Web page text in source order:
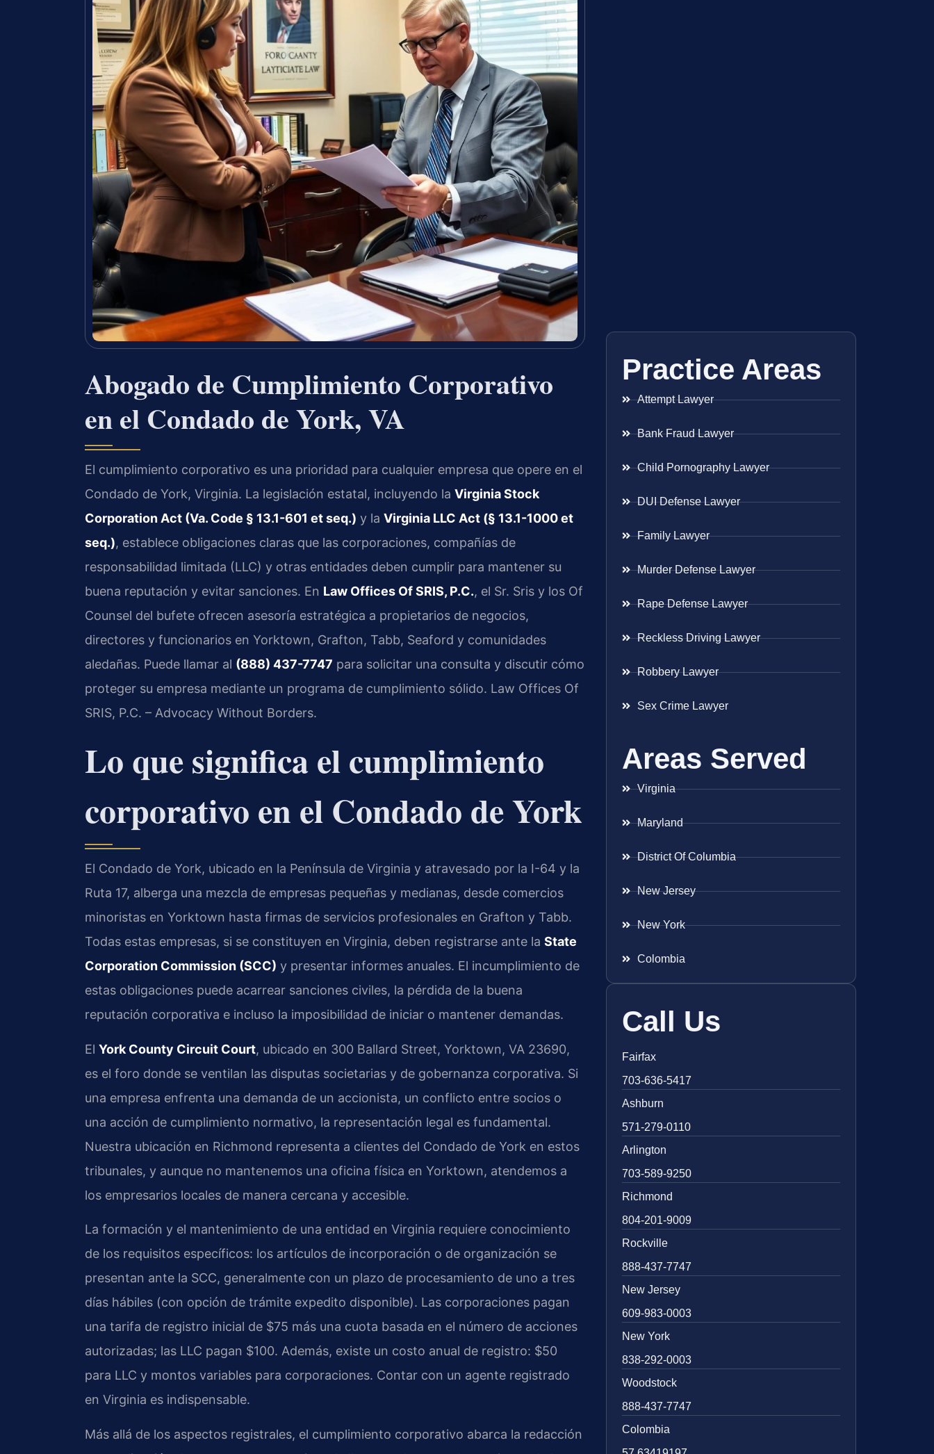
Abogado de Cumplimiento Corporativo
en el Condado de York, VA
El cumplimiento corporativo es una prioridad para cualquier empresa que opere en el
Condado de York, Virginia. La legislación estatal, incluyendo la Virginia Stock
Corporation Act (Va. Code § 13.1-601 et seq.) y la Virginia LLC Act (§ 13.1-1000 et
seq.), establece obligaciones claras que las corporaciones, compañías de
responsabilidad limitada (LLC) y otras entidades deben cumplir para mantener su
buena reputación y evitar sanciones. En Law Offices Of SRIS, P.C., el Sr. Sris y los Of
Counsel del bufete ofrecen asesoría estratégica a propietarios de negocios,
directores y funcionarios en Yorktown, Grafton, Tabb, Seaford y comunidades
aledañas. Puede llamar al (888) 437-7747 para solicitar una consulta y discutir cómo
proteger su empresa mediante un programa de cumplimiento sólido. Law Offices Of
SRIS, P.C. – Advocacy Without Borders.
Lo que significa el cumplimiento
corporativo en el Condado de York
El Condado de York, ubicado en la Península de Virginia y atravesado por la I-64 y la
Ruta 17, alberga una mezcla de empresas pequeñas y medianas, desde comercios
minoristas en Yorktown hasta firmas de servicios profesionales en Grafton y Tabb.
Todas estas empresas, si se constituyen en Virginia, deben registrarse ante la State
Corporation Commission (SCC) y presentar informes anuales. El incumplimiento de
estas obligaciones puede acarrear sanciones civiles, la pérdida de la buena
reputación corporativa e incluso la imposibilidad de iniciar o mantener demandas.
El York County Circuit Court, ubicado en 300 Ballard Street, Yorktown, VA 23690,
es el foro donde se ventilan las disputas societarias y de gobernanza corporativa. Si
una empresa enfrenta una demanda de un accionista, un conflicto entre socios o
una acción de cumplimiento normativo, la representación legal es fundamental.
Nuestra ubicación en Richmond representa a clientes del Condado de York en estos
tribunales, y aunque no mantenemos una oficina física en Yorktown, atendemos a
los empresarios locales de manera cercana y accesible.
La formación y el mantenimiento de una entidad en Virginia requiere conocimiento
de los requisitos específicos: los artículos de incorporación o de organización se
presentan ante la SCC, generalmente con un plazo de procesamiento de uno a tres
días hábiles (con opción de trámite expedito disponible). Las corporaciones pagan
una tarifa de registro inicial de $75 más una cuota basada en el número de acciones
autorizadas; las LLC pagan $100. Además, existe un costo anual de registro: $50
para LLC y montos variables para corporaciones. Contar con un agente registrado
en Virginia es indispensable.
Más allá de los aspectos registrales, el cumplimiento corporativo abarca la redacción
Practice Areas
Attempt Lawyer
Bank Fraud Lawyer
Child Pornography Lawyer
DUI Defense Lawyer
Family Lawyer
Murder Defense Lawyer
Rape Defense Lawyer
Reckless Driving Lawyer
Robbery Lawyer
Sex Crime Lawyer
Areas Served
Virginia
Maryland
District Of Columbia
New Jersey
New York
Colombia
Call Us
Fairfax
703-636-5417
Ashburn
571-279-0110
Arlington
703-589-9250
Richmond
804-201-9009
Rockville
888-437-7747
New Jersey
609-983-0003
New York
838-292-0003
Woodstock
888-437-7747
Colombia